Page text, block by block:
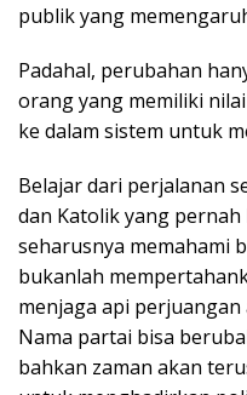
publik yang
Padahal, perubahan
orang yang memiliki
ke dalam sistem untuk
Belajar dari perjalanan
dan Katolik yang
seharusnya memahami
bukanlah
menjaga api
Nama partai bisa
bahkan zaman akan